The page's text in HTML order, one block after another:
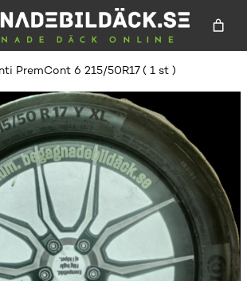
PremCont 6 215/50R17 ( 1 st )